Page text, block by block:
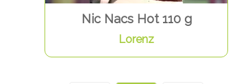
Nic Nacs Hot 110 g
Lorenz